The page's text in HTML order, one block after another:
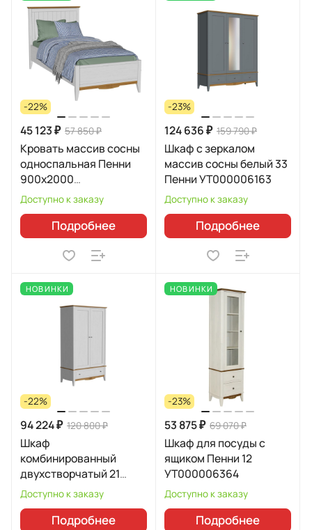
-22%
45 123 ₽ 57 850 ₽
Кровать массив сосны
односпальная Пенни
900х2000
УТ000006360
Доступно к заказу
Подробнее
-23%
124 636 ₽ 159 790 ₽
Шкаф с зеркалом
массив сосны белый 33
Пенни УТ000006163
Доступно к заказу
Подробнее
НОВИНКИ
-22%
94 224 ₽ 120 800 ₽
Шкаф
комбинированный
двухстворчатый 21
Пенни УТ000006126
Доступно к заказу
Подробнее
НОВИНКИ
-23%
53 875 ₽ 69 070 ₽
Шкаф для посуды с
ящиком Пенни 12
УТ000006364
Доступно к заказу
Подробнее